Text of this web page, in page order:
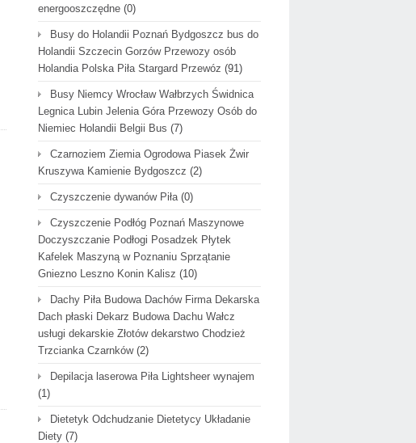
energooszczędne (0)
Busy do Holandii Poznań Bydgoszcz bus do
Holandii Szczecin Gorzów Przewozy osób
Holandia Polska Piła Stargard Przewóz (91)
Busy Niemcy Wrocław Wałbrzych Świdnica
Legnica Lubin Jelenia Góra Przewozy Osób do
Niemiec Holandii Belgii Bus (7)
Czarnoziem Ziemia Ogrodowa Piasek Żwir
Kruszywa Kamienie Bydgoszcz (2)
Czyszczenie dywanów Piła(0)
Czyszczenie Podłóg Poznań Maszynowe
Doczyszczanie Podłogi Posadzek Płytek
Kafelek Maszyną w Poznaniu Sprzątanie
Gniezno Leszno Konin Kalisz (10)
Dachy Piła Budowa Dachów Firma Dekarska
Dach płaski Dekarz Budowa Dachu Wałcz
usługi dekarskie Złotów dekarstwo Chodzież
Trzcianka Czarnków(2)
Depilacja laserowa Piła Lightsheer wynajem
(1)
Dietetyk Odchudzanie Dietetycy Układanie
Diety (7)